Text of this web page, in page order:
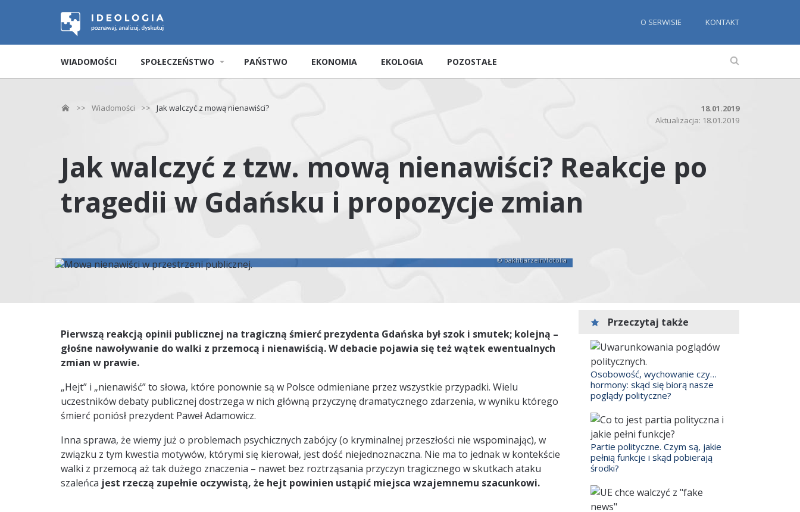
O SERWISIE KONTAKT
WIADOMOŚCI SPOŁECZEŃSTWO PAŃSTWO EKONOMIA EKOLOGIA POZOSTAŁE
>> Wiadomości >> Jak walczyć z mową nienawiści?
18.01.2019
Aktualizacja: 18.01.2019
Jak walczyć z tzw. mową nienawiści? Reakcje po
tragedii w Gdańsku i propozycje zmian
© bakhtiarzein/fotolia
Pierwszą reakcją opinii publicznej na tragiczną śmierć prezydenta Gdańska był szok i smutek; kolejną –
głośne nawoływanie do walki z przemocą i nienawiścią. W debacie pojawia się też wątek ewentualnych
zmian w prawie.
„Hejt” i „nienawiść” to słowa, które ponownie są w Polsce odmieniane przez wszystkie przypadki. Wielu
uczestników debaty publicznej dostrzega w nich główną przyczynę dramatycznego zdarzenia, w wyniku którego
śmierć poniósł prezydent Paweł Adamowicz.
Inna sprawa, że wiemy już o problemach psychicznych zabójcy (o kryminalnej przeszłości nie wspominając), w
związku z tym kwestia motywów, którymi się kierował, jest dość niejednoznaczna. Nie ma to jednak w kontekście
walki z przemocą aż tak dużego znaczenia – nawet bez roztrząsania przyczyn tragicznego w skutkach ataku
szaleńca jest rzeczą zupełnie oczywistą, że hejt powinien ustąpić miejsca wzajemnemu szacunkowi.
Przeczytaj także
Osobowość, wychowanie czy…
hormony: skąd się biorą nasze
poglądy polityczne?
Partie polityczne. Czym są, jakie
pełnią funkcje i skąd pobierają
środki?